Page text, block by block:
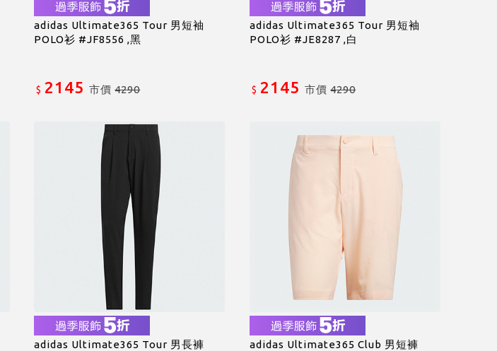
adidas Ultimate365 Tour 男短袖
POLO衫 #JF8556 ,黑
$ 2145 市價4290
adidas Ultimate365 Tour 男短袖
POLO衫 #JE8287 ,白
$ 2145 市價4290
adidas Ultimate365 Tour 男長褲
adidas Ultimate365 Club 男短褲